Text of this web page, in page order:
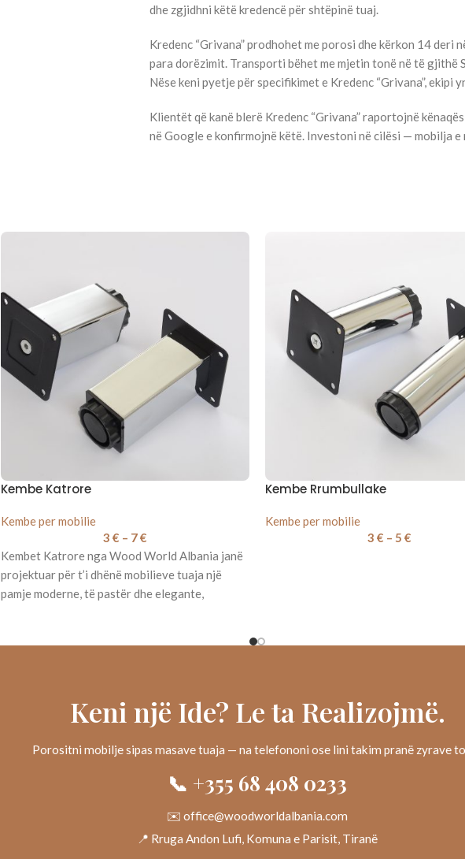
dhe zgjidhni këtë kredencë për shtëpinë tuaj.
Kredenc “Grivana” prodhohet me porosi dhe kërkon 14 deri
para dorëzimit. Transporti bëhet me mjetin tonë në të gjithë
Nëse keni pyetje për specifikimet e Kredenc “Grivana”, ekipi
Klientët që kanë blerë Kredenc “Grivana” raportojnë
në Google e konfirmojnë këtë. Investoni në cilësi — mobilja e
Kembe Katrore
Kembe per mobilie
3 € – 7€
Kembet Katrore nga Wood World Albania janë
projektuar për t’i dhënë mobilieve tuaja një
pamje moderne, të pastër dhe elegante,
Kembe Rrumbullake
Kembe per mobilie
3 € – 5 €
Keni një Ide? Le ta Realizojmë.
Porositni mobilje sipas masave tuaja — na telefononi ose lini takim pranë zyrave
📞 +355 68 408 0233
✉️ office@woodworldalbania.com
📍 Rruga Andon Lufi, Komuna e Parisit, Tiranë